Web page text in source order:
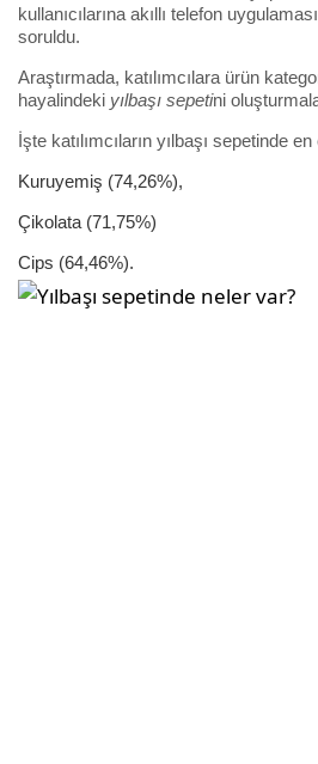
kullanıcılarına akıllı telefon
soruldu.
Araştırmada, katılımcılara ürün
hayalindeki yılbaşı sepetini
İşte katılımcıların yılbaşı sepetinde
Kuruyemiş (74,26%),
Çikolata (71,75%)
Cips (64,46%).